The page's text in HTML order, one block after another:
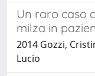
Un raro caso
milza in
2014 Gozzi,
Lucio